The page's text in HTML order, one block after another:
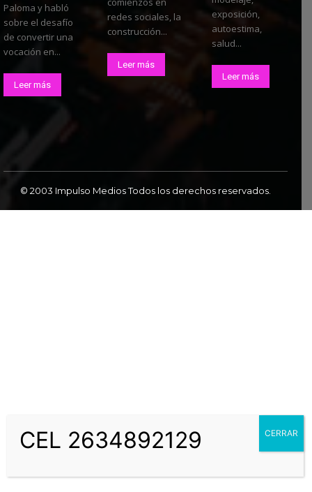
Paloma y habló
sobre el desafío
de convertir una
vocación en...
Leer más
redes sociales, la
construcción...
Leer más
exposición,
autoestima,
salud...
Leer más
© 2003 Impulso Medios Todos los derechos reservados.